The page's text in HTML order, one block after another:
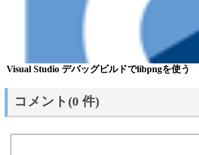
Visual Studio デバッグビルドでlibpngを使う
コメント(0 件)